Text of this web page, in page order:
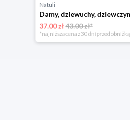
Natuli
37.00 zł43.00 zł*
*najniższa cena z 30 dni przed obniżką